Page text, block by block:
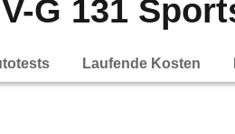
G 131
Laufende Kosten